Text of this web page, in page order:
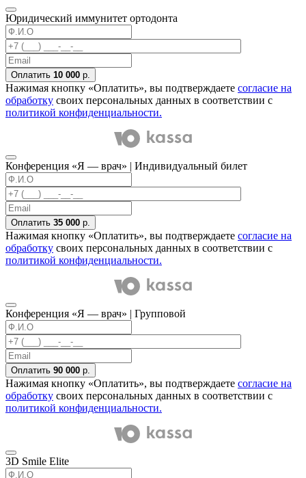
Юридический иммунитет ортодонта
Оплатить 10 000 р.
Нажимая кнопку «Оплатить», вы подтверждаете согласие на
обработку своих персональных данных в соответствии с
политикой конфиденциальности.
Конференция «Я — врач» | Индивидуальный билет
Оплатить 35 000 р.
Нажимая кнопку «Оплатить», вы подтверждаете согласие на
обработку своих персональных данных в соответствии с
политикой конфиденциальности.
Конференция «Я — врач» | Групповой
Оплатить 90 000 р.
Нажимая кнопку «Оплатить», вы подтверждаете согласие на
обработку своих персональных данных в соответствии с
политикой конфиденциальности.
3D Smile Elite